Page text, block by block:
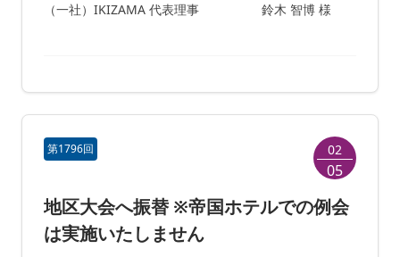
（一社）IKIZAMA 代表理事 鈴木 智博 様
第1796回 02
05
地区大会へ振替 ※帝国ホテルでの例会
は実施いたしません